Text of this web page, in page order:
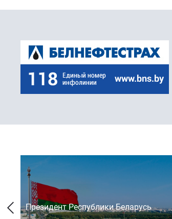
Президент Республики Беларусь